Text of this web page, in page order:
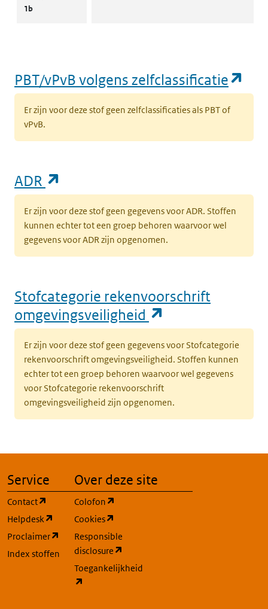
1b
PBT/vPvB volgens zelfclassificatie
Er zijn voor deze stof geen zelfclassificaties als PBT of
vPvB.
ADR
Er zijn voor deze stof geen gegevens voor ADR. Stoffen
kunnen echter tot een groep behoren waarvoor wel
gegevens voor ADR zijn opgenomen.
Stofcategorie rekenvoorschrift
omgevingsveiligheid
Er zijn voor deze stof geen gegevens voor Stofcategorie
rekenvoorschrift omgevingsveiligheid. Stoffen kunnen
echter tot een groep behoren waarvoor wel gegevens
voor Stofcategorie rekenvoorschrift
omgevingsveiligheid zijn opgenomen.
Service
Contact
(opent in een nieuw tabblad)
Helpdesk
(opent in een nieuw tabblad)
Proclaimer
(opent in een nieuw tabblad)
Index stoffen
Over deze site
Colofon
Cookies
Responsible
disclosure
Toegankelijkheid